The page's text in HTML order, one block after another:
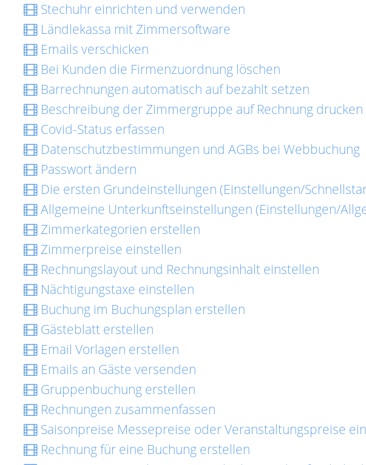
Stechuhr einrichten und verwenden
Ländlekassa mit Zimmersoftware
Emails verschicken
Bei Kunden die Firmenzuordnung löschen
Barrechnungen automatisch auf bezahlt setzen
Beschreibung der Zimmergruppe auf Rechnung drucken
Covid-Status erfassen
Datenschutzbestimmungen und AGBs bei Webbuchung
Passwort ändern
Die ersten Grundeinstellungen (Einstellungen/
Allgemeine Unterkunftseinstellungen (Einstellungen/
Zimmerkategorien erstellen
Zimmerpreise einstellen
Rechnungslayout und Rechnungsinhalt einstellen
Nächtigungstaxe einstellen
Buchung im Buchungsplan erstellen
Gästeblatt erstellen
Email Vorlagen erstellen
Emails an Gäste versenden
Gruppenbuchung erstellen
Rechnungen zusammenfassen
Saisonpreise Messepreise oder Veranstaltungspreise
Rechnung für eine Buchung erstellen